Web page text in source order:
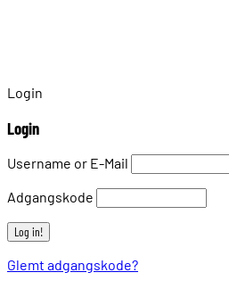
Login
Login
Username or E-Mail
Adgangskode
Glemt adgangskode?